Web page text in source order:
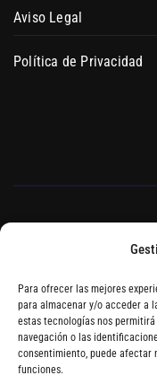
Para ofrecer las mejores
para almacenar y/o acceder a
estas tecnologías nos
navegación o las
consentimiento, puede
funciones.
Aviso Legal
Política de Privacidad
Blog